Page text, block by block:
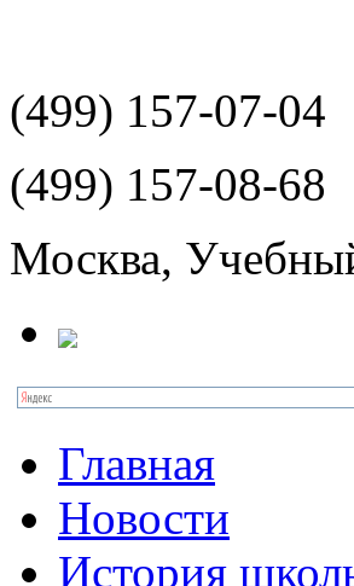
(499) 157-07-04
(499) 157-08-68
Москва,
Главная
Новости
История